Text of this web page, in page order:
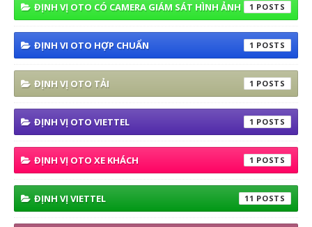
ĐỊNH VỊ OTO CÓ CAMERA GIÁM SÁT HÌNH ẢNH 1
ĐỊNH VI OTO HỢP CHUẨN 1
ĐỊNH VỊ OTO TẢI 1
ĐỊNH VỊ OTO VIETTEL 1
ĐỊNH VỊ OTO XE KHÁCH 1
ĐỊNH VỊ VIETTEL 11